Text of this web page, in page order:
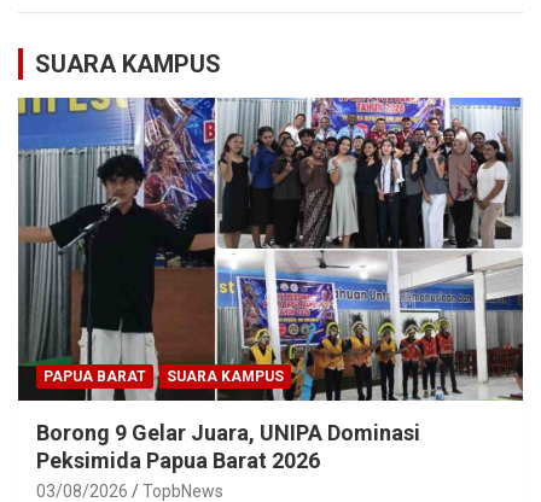
SUARA KAMPUS
PAPUA BARAT SUARA KAMPUS
Borong 9 Gelar Juara, UNIPA Dominasi
Peksimida Papua Barat 2026
03/08/2026 TopbNews